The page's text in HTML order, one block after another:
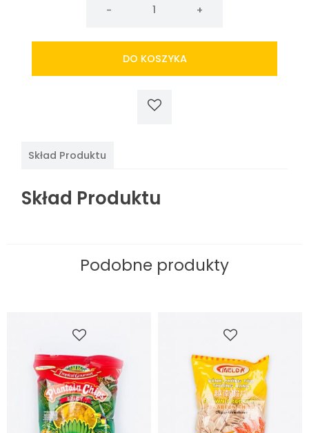
Chipsy
plantana
TG
DO KOSZYKA
Skład Produktu
Skład Produktu
Podobne produkty